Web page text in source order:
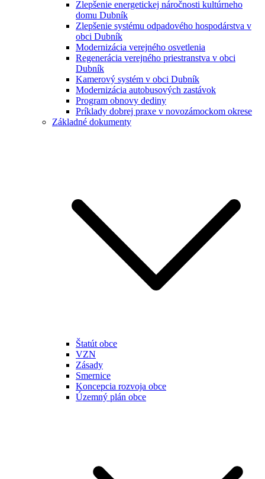
Zlepšenie energetickej náročnosti kultúrneho
domu Dubník
Zlepšenie systému odpadového hospodárstva v
obci Dubník
Modernizácia verejného osvetlenia
Regenerácia verejného priestranstva v obci
Dubník
Kamerový systém v obci Dubník
Modernizácia autobusových zastávok
Program obnovy dediny
Príklady dobrej praxe v novozámockom okrese
Základné dokumenty
Štatút obce
VZN
Zásady
Smernice
Koncepcia rozvoja obce
Územný plán obce